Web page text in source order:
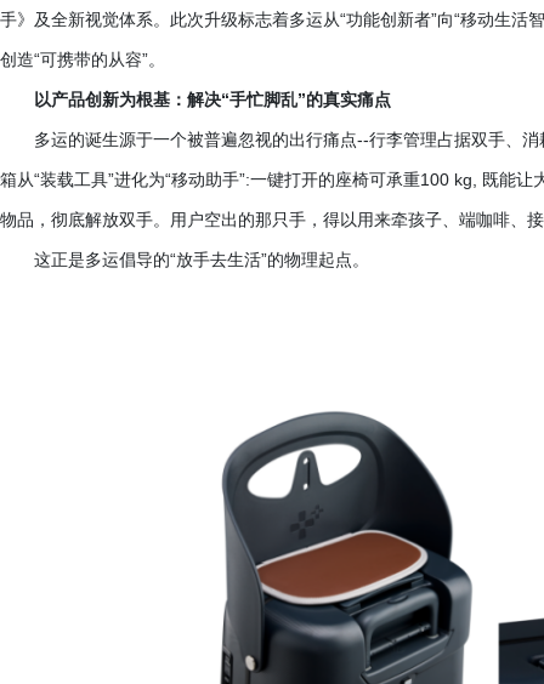
手》及全新视觉体系。此次升级标志着多运从“功能创新者”向“移动生活
创造“可携带的从容”。
以产品创新为根基：解决“手忙脚乱”的真实痛点
多运的诞生源于一个被普遍忽视的出行痛点--行李管理占据双手、消
箱从“装载工具”进化为“移动助手”:一键打开的座椅可承重100 kg, 既能
物品，彻底解放双手。用户空出的那只手，得以用来牵孩子、端咖啡、
这正是多运倡导的“放手去生活”的物理起点。